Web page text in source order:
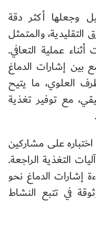
وجعلها أكثر دقة
التقليدية، والمتمثل
عملية التعافي.
بين إشارات الدماغ
العلوي، ما يتيح
مع توفير تغذية
على مشاركين
التغذية الراجعة.
إشارات الدماغ نحو
في تتبع النشاط